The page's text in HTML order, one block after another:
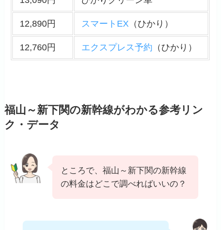
12,890円 スマートEX（ひかり）
12,760円 エクスプレス予約 （ひかり）
福山～新下関の新幹線がわかる参考リン
ク・データ
ところで、福山～新下関の新幹線
の料金はどこで調べればいいの？